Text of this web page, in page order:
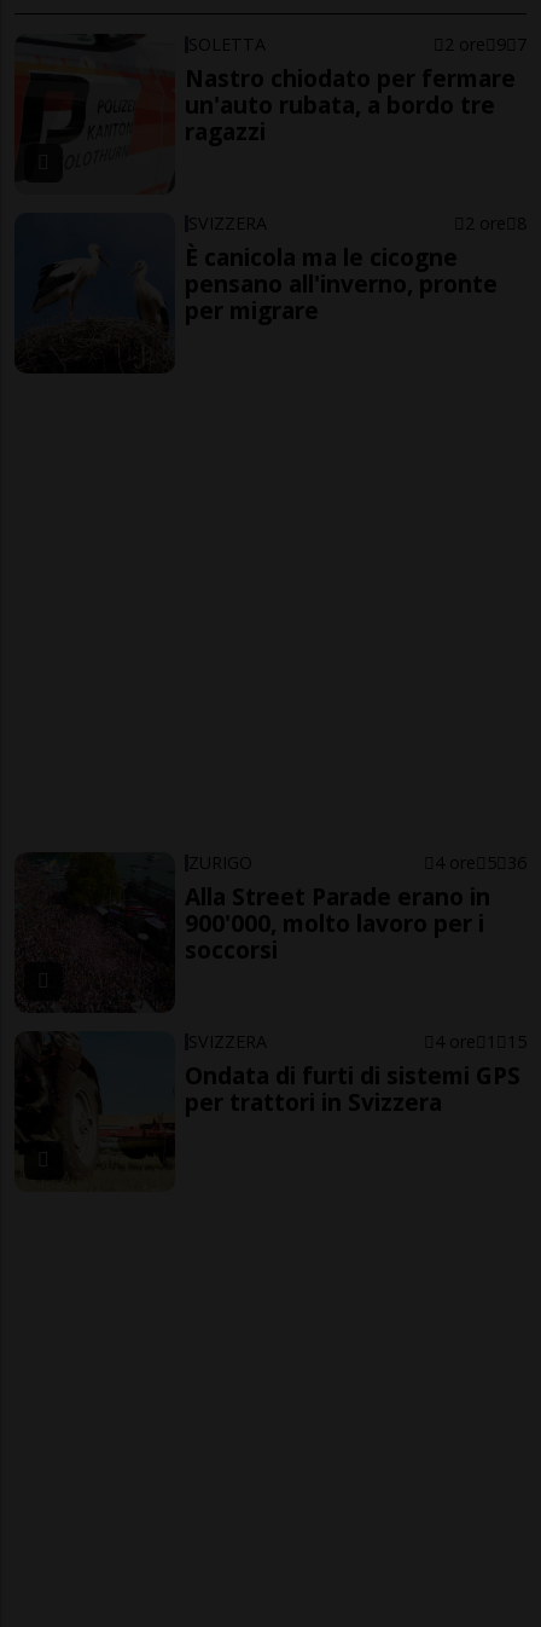
SOLETTA 2 ore 9 7
Nastro chiodato per fermare
un'auto rubata, a bordo tre
ragazzi
SVIZZERA 2 ore 8
È canicola ma le cicogne
pensano all'inverno, pronte
per migrare
ZURIGO 4 ore 5 36
Alla Street Parade erano in
900'000, molto lavoro per i
soccorsi
SVIZZERA 4 ore 1 15
Ondata di furti di sistemi GPS
per trattori in Svizzera